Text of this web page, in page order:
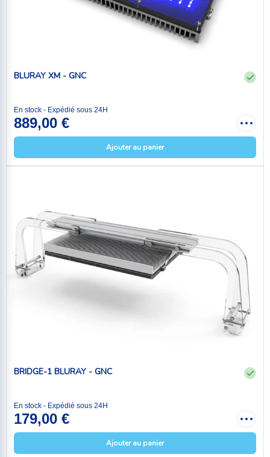
BLURAY XM - GNC
En stock - Expédié sous 24H
889,00 €
Ajouter au panier
BRIDGE-1 BLURAY - GNC
En stock - Expédié sous 24H
179,00 €
Ajouter au panier